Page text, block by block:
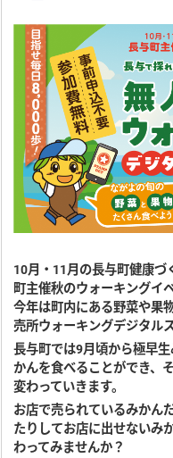
10月・11月の長与町健康づ
町主催秋のウォーキングイ
今年は町内にある野菜や果
売所ウォーキングデジタル
長与町では9月頃から極早
かんを食べることができ、
変わっていきます。
お店で売られているみかん
たりしてお店に出せないみ
わってみませんか？